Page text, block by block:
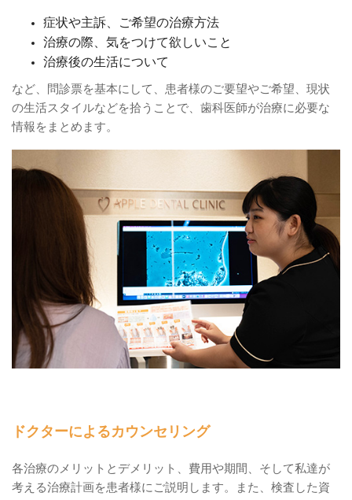
症状や主訴、ご希望の治療方法
治療の際、気をつけて欲しいこと
治療後の生活について
など、問診票を基本にして、患者様のご要望やご希望、現状
の生活スタイルなどを拾うことで、歯科医師が治療に必要な
情報をまとめます。
ドクターによるカウンセリング
各治療のメリットとデメリット、費用や期間、そして私達が
考える治療計画を患者様にご説明します。また、検査した資